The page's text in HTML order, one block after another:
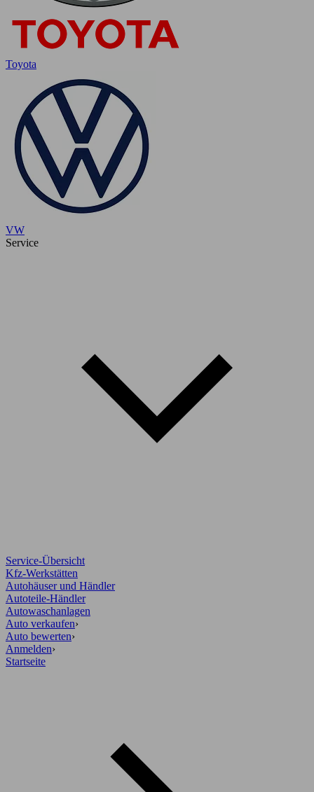
Toyota
VW
Service
Service-Übersicht
Kfz-Werkstätten
Autohäuser und Händler
Autoteile-Händler
Autowaschanlagen
Auto verkaufen›
Auto bewerten›
Anmelden›
Startseite